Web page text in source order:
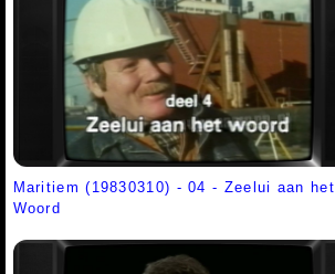
Maritiem (19830310) - 04 - Zeelui aan het
Woord